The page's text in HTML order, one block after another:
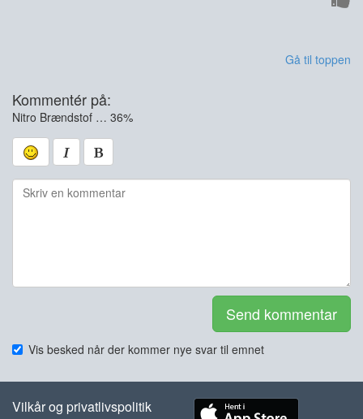
Gå til toppen
Kommentér på:
Nitro Brændstof … 36%
Send kommentar
Vis besked når der kommer nye svar til emnet
Vilkår og privatlivspolitik